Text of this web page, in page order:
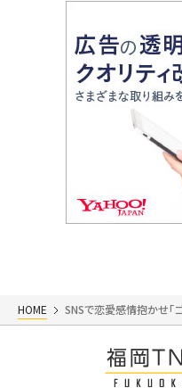
HOME SNSで恋愛感情抱かせ